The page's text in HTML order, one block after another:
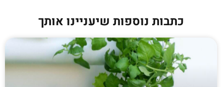
כתבות נוספות שיעניינו אותך